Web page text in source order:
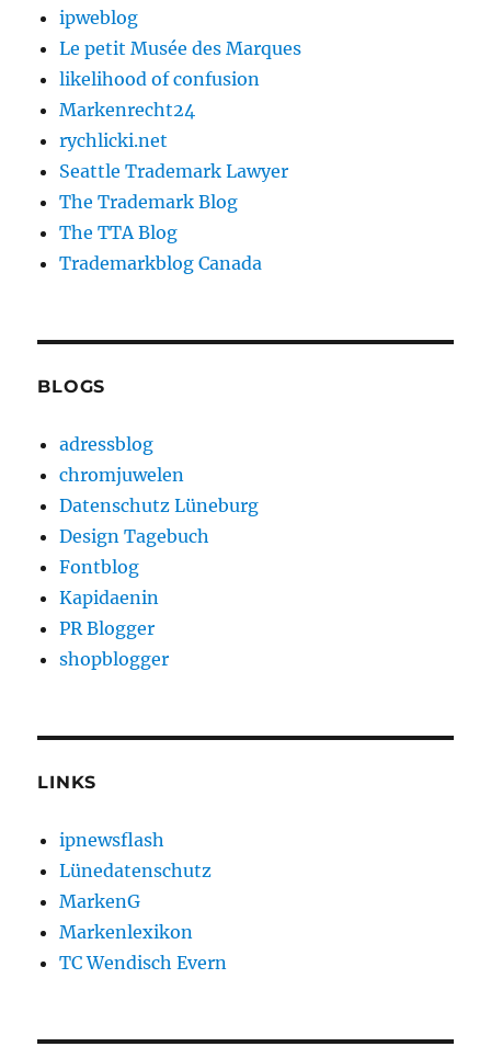
ipweblog
Le petit Musée des Marques
likelihood of confusion
Markenrecht24
rychlicki.net
Seattle Trademark Lawyer
The Trademark Blog
The TTA Blog
Trademarkblog Canada
BLOGS
adressblog
chromjuwelen
Datenschutz Lüneburg
Design Tagebuch
Fontblog
Kapidaenin
PR Blogger
shopblogger
LINKS
ipnewsflash
Lünedatenschutz
MarkenG
Markenlexikon
TC Wendisch Evern